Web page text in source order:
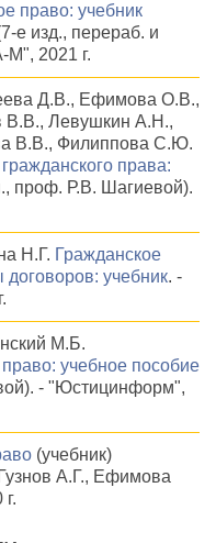
право: учебник
е изд., перераб. и
2021 г.
Д.В., Ефимова О.В.,
В.В., Левушкин А.Н.,
В.В., Филиппова С.Ю.
права:
проф. Р.В. Шагиевой).
Н.Г. Гражданское
учебник. -
М.Б.
учебное пособие
- "Юстицинформ",
(учебник)
А.Г., Ефимова